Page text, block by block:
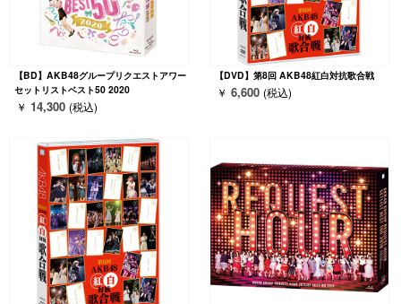
【BD】AKB48グループリクエストアワー
セットリストベスト50 2020
￥ 14,300 (税込)
【DVD】第8回 AKB48紅白対抗歌合戦
￥ 6,600 (税込)